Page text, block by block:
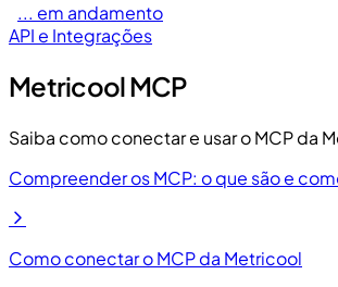
... em andamento
API e Integrações
Metricool MCP
Saiba como conectar e usar o MCP da
Compreender os MCP: o que são e
Como conectar o MCP da Metricool